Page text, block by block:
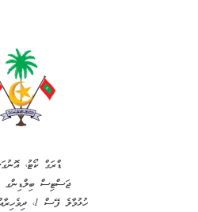
ޑްރަގް ކޯޓު،
ޖަސްޓިސް
ހުޅުމާލެ ފޭސް 1، ދިވެހިރާއްޖެ ، 23000